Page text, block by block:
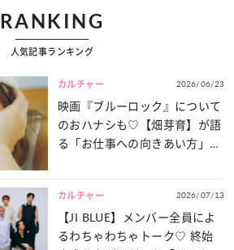
RANKING
人気記事ランキング
カルチャー 2026/06/23
映画『ブルーロック』について
のおハナシも♡【畑芽育】が語
る「お仕事への向きあい方」と
カルチャー 2026/07/13
【JI BLUE】メンバー全員によ
るわちゃわちゃトーク♡ 終始